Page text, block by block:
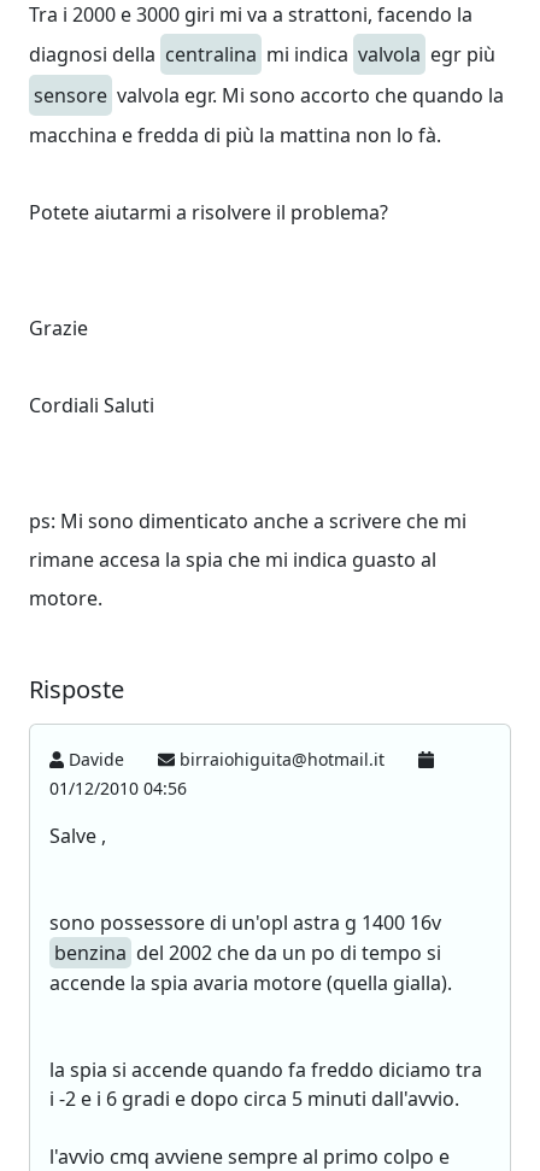
Tra i 2000 e 3000 giri mi va a strattoni, facendo la
diagnosi della centralina mi indica valvola egr più
sensore valvola egr. Mi sono accorto che quando la
macchina e fredda di più la mattina non lo fà.
Potete aiutarmi a risolvere il problema?
Grazie
Cordiali Saluti
ps: Mi sono dimenticato anche a scrivere che mi
rimane accesa la spia che mi indica guasto al
motore.
Risposte
Davide
birraiohiguita@hotmail.it
01/12/2010 04:56
Salve ,
sono possessore di un'opl astra g 1400 16v
benzina del 2002 che da un po di tempo si
accende la spia avaria motore (quella gialla).
la spia si accende quando fa freddo diciamo tra
i -2 e i 6 gradi e dopo circa 5 minuti dall'avvio.
l'avvio cmq avviene sempre al primo colpo e